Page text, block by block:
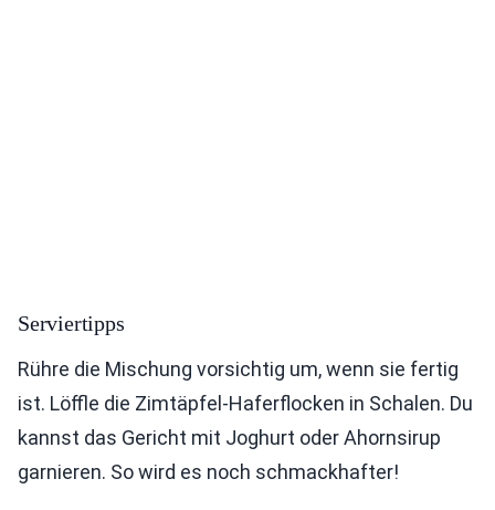
Serviertipps
Rühre die Mischung vorsichtig um, wenn sie fertig
ist. Löffle die Zimtäpfel-Haferflocken in Schalen. Du
kannst das Gericht mit Joghurt oder Ahornsirup
garnieren. So wird es noch schmackhafter!